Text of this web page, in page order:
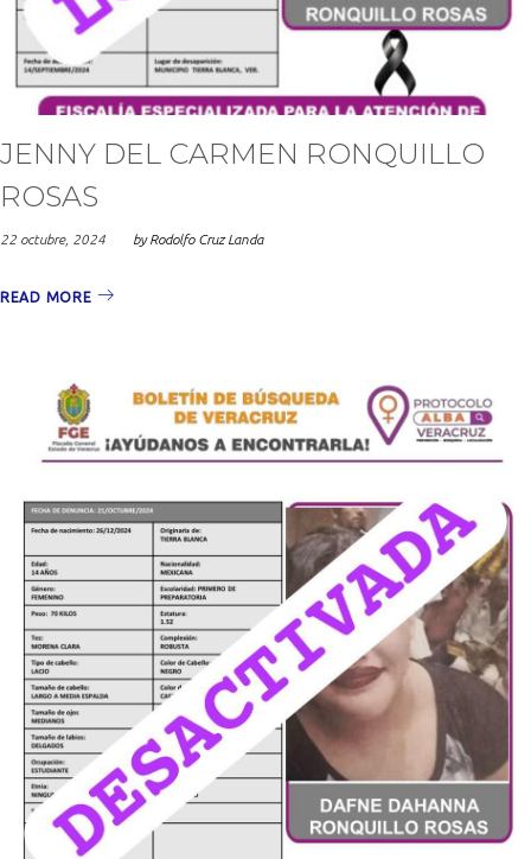
JENNY DEL CARMEN RONQUILLO
ROSAS
22 octubre, 2024 byRodolfo Cruz Landa
READ MORE